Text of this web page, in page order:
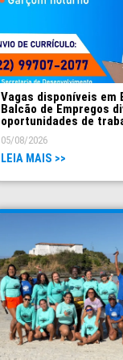
Vagas disponíveis em
Balcão de Empregos
oportunidades de
05/08/2026
LEIA MAIS >>